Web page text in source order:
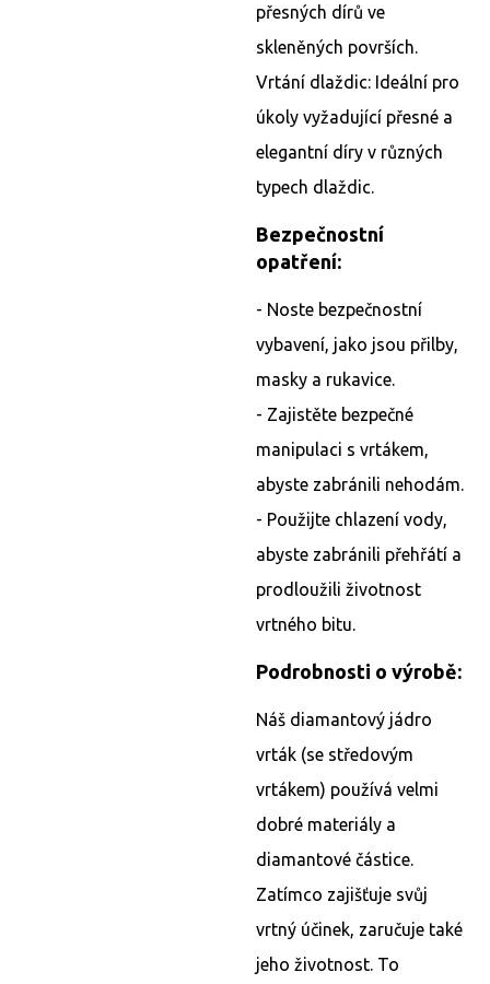
přesných dírů ve
skleněných površích.
Vrtání dlaždic: Ideální pro
úkoly vyžadující přesné a
elegantní díry v různých
typech dlaždic.
Bezpečnostní
opatření:
- Noste bezpečnostní
vybavení, jako jsou přilby,
masky a rukavice.
- Zajistěte bezpečné
manipulaci s vrtákem,
abyste zabránili nehodám.
- Použijte chlazení vody,
abyste zabránili přehřátí a
prodloužili životnost
vrtného bitu.
Podrobnosti o výrobě:
Náš diamantový jádro
vrták (se středovým
vrtákem) používá velmi
dobré materiály a
diamantové částice.
Zatímco zajišťuje svůj
vrtný účinek, zaručuje také
jeho životnost. To